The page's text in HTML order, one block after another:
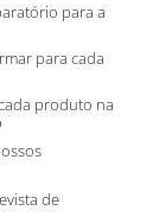
para a
para cada
produto na
de